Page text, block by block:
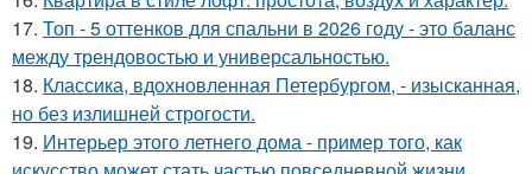
17. Топ - 5 оттенков для спальни в 2026 году - это баланс
между трендовостью и универсальностью.
18. Классика, вдохновленная Петербургом, - изысканная,
но без излишней строгости.
19. Интерьер этого летнего дома - пример того, как